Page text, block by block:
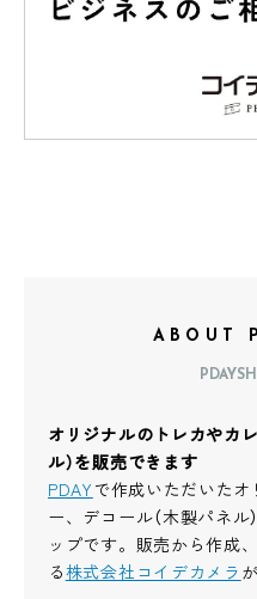
ABOUT
オリジナルのトレカやカ
ル）を販売できます
PDAY で作成いただいた
ー、デコール（木製パネ
ップです。販売から作成
る株式会社コイデカメラ